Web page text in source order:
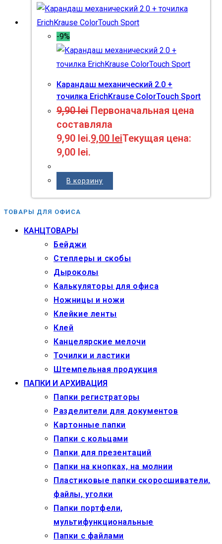
-9%
Карандаш механический 2.0 +
точилка ErichKrause ColorTouch Sport
9,90lei Первоначальная цена
составляла
9,90 lei.9,00 leiТекущая цена:
9,00 lei.
В корзину
ТОВАРЫ ДЛЯ ОФИСА
КАНЦТОВАРЫ
Бейджи
Степлеры и скобы
Дыроколы
Калькуляторы для офиса
Ножницы и ножи
Клейкие ленты
Клей
Канцелярские мелочи
Точилки и ластики
Штемпельная продукция
ПАПКИ И АРХИВАЦИЯ
Папки регистраторы
Разделители для документов
Картонные папки
Папки с кольцами
Папки для презентаций
Папки на кнопках, на молнии
Пластиковые папки скоросшиватели,
файлы, уголки
Папки портфели,
мультифункциональные
Папки с файлами